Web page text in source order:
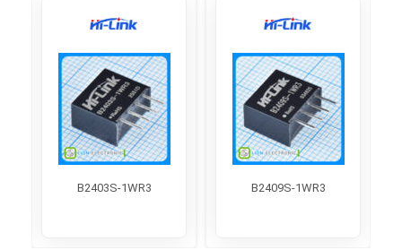
B2409S-1WR3
B2403S-1WR3